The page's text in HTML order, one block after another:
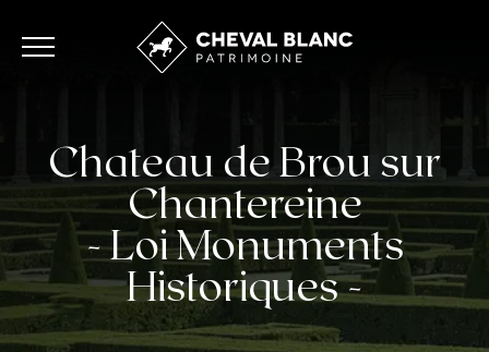
Chateau de Brou sur
Chantereine
- Loi Monuments
Historiques -